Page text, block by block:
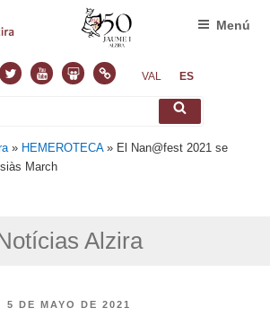
TwitterYoutubeSlideshare
NormasVAL ES
Buscar
Menú
» HEMEROTECA» El Nan@fest 2021 se
March
Alzira
PUBLICADO
5 DE MAYO DE 2021